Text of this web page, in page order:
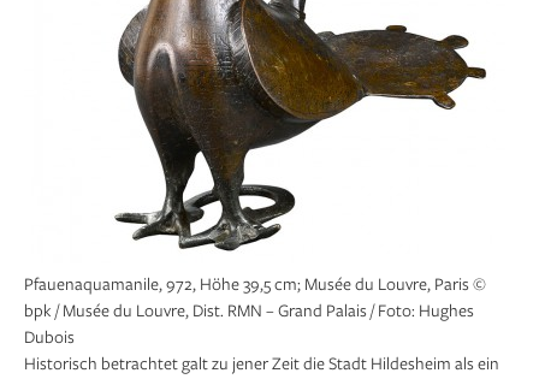
Pfauenaquamanile, 972, Höhe 39,5 cm; Musée du Louvre, Paris ©
bpk / Musée du Louvre, Dist. RMN – Grand Palais / Foto: Hughes
Dubois
Historisch betrachtet galt zu jener Zeit die Stadt Hildesheim als ein